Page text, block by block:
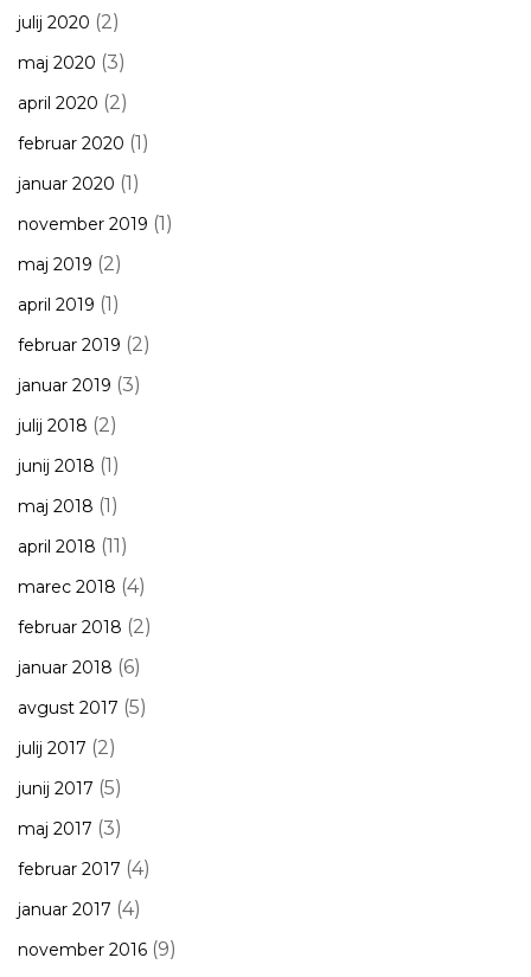
julij 2020 (2)
maj 2020 (3)
april 2020 (2)
februar 2020 (1)
januar 2020 (1)
november 2019 (1)
maj 2019 (2)
april 2019 (1)
februar 2019 (2)
januar 2019 (3)
julij 2018 (2)
junij 2018 (1)
maj 2018 (1)
april 2018 (11)
marec 2018 (4)
februar 2018 (2)
januar 2018 (6)
avgust 2017 (5)
julij 2017 (2)
junij 2017 (5)
maj 2017 (3)
februar 2017 (4)
januar 2017 (4)
november 2016 (9)